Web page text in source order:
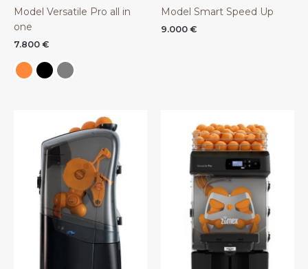
Model Versatile Pro all in
one
7.800 €
Model Smart Speed Up
9.000 €